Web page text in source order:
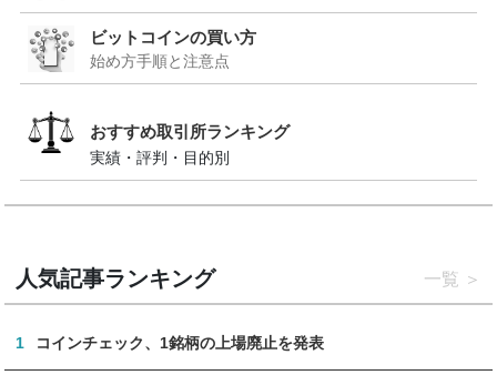
ビットコインの買い方
始め方手順と注意点
おすすめ取引所ランキング
実績・評判・目的別
人気記事ランキング 一覧
1 コインチェック、1銘柄の上場廃止を発表